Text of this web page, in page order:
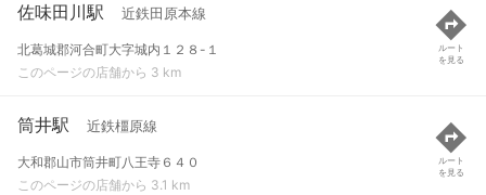
佐味田川駅 近鉄田原本線
北葛城郡河合町大字城内１２８-１
このページの店舗から 3 km
ルート
を見る
筒井駅 近鉄橿原線
大和郡山市筒井町八王寺６４０
このページの店舗から 3.1 km
ルート
を見る